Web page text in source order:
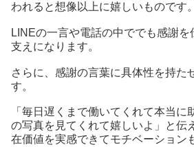
われると想像以上に嬉しいものです。
LINEの一言や電話の中ででも感謝
支えになります。
さらに、感謝の言葉に具体性を持た
す。
「毎日遅くまで働いてくれて本当に
の写真を見てくれて嬉しいよ」と伝
在価値を実感できてモチベーション